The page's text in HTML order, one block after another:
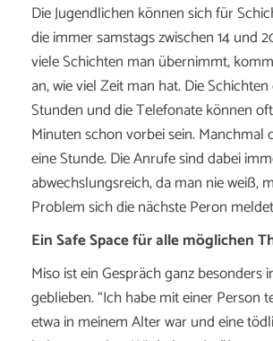
Die Jugendlichen können sich für
die immer samstags zwischen 14 und
viele Schichten man übernimmt,
an, wie viel Zeit man hat. Die
Stunden und die Telefonate können
Minuten schon vorbei sein. Manchmal
eine Stunde. Die Anrufe sind dabei
abwechslungsreich, da man nie weiß,
Problem sich die nächste Peron
Ein Safe Space für alle möglichen
Miso ist ein Gespräch ganz besonders
geblieben. “Ich habe mit einer Person
etwa in meinem Alter war und eine